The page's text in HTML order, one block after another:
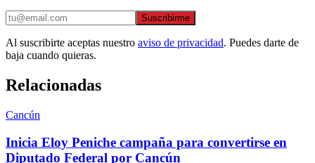
Suscribirme
Al suscribirte aceptas nuestro aviso de privacidad. Puedes darte de
baja cuando quieras.
Relacionadas
Cancún
Inicia Eloy Peniche campaña para convertirse en
Diputado Federal por Cancún